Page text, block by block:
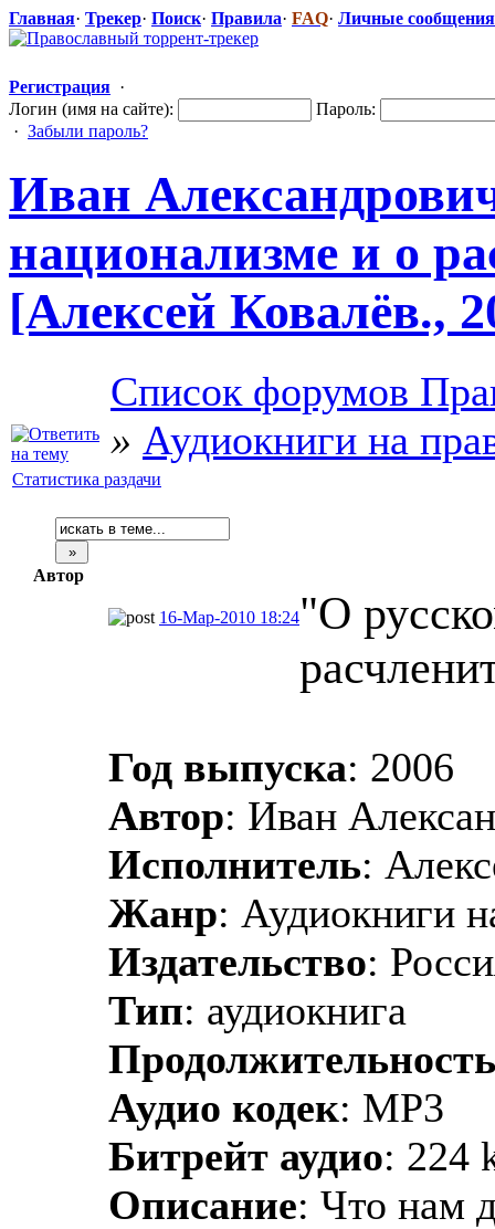
Главная· Трекер· Поиск· Правила· FAQ· Личные сообщения
Регистрация ·
Логин (имя на сайте):
Пароль:
· Забыли пароль?
Иван Александрови
национализме и о
[Алексей Ковалёв.,
Список форумов
» Аудиокниги на
Статистика раздачи
Автор
16-Мар-2010 18:24"О
Год выпуска: 2006
Автор: Иван
Исполнитель:
Жанр: Аудиокниги
Издательство:
Тип: аудиокнига
Продолжительность
Аудио кодек: MP3
Битрейт аудио: 224
Описание: Что нам